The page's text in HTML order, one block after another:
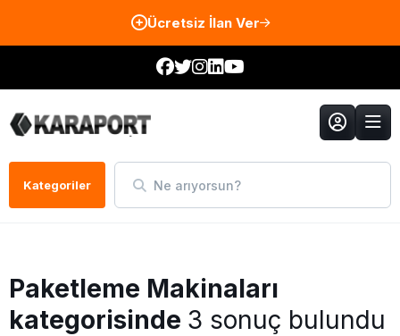
Ücretsiz İlan Ver
Kategoriler Ne arıyorsun?
Paketleme Makinaları
kategorisinde 3 sonuç bulundu